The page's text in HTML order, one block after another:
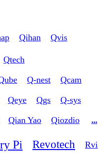
Qihan Qvis
Qtech
Q-nest Qcam
Qeye Qgs Q-sys
Qian Yao Qiozdio
...
Pi Revotech Rvi